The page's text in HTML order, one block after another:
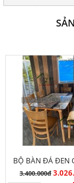
BỘ BÀN ĐÁ ĐEN
1M2 4
3.400.000đ